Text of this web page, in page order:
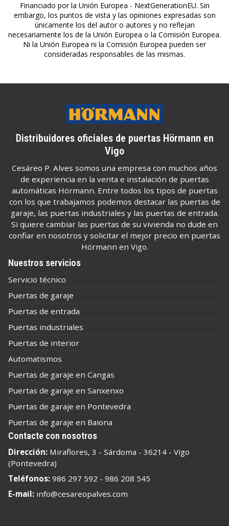
Financiado por la Unión Europea - NextGenerationEU. Sin
embargo, los puntos de vista y las opiniones expresadas son
únicamente los del autor o autores y no reflejan
necesariamente los de la Unión Europea o la Comisión Europea.
Ni la Unión Europea ni la Comisión Europea pueden ser
consideradas responsables de las mismas.
Distribuidores oficiales de puertas Hörmann en
Vigo
Cesáreo P. Alves somos una empresa con muchos años
de experiencia en la venta e instalación de puertas
automáticas Hörmann. Entre todos los tipos de puertas
con los que trabajamos podemos destacar las puertas de
garaje, las puertas industriales y las puertas de entrada.
Si quiere cambiar las puertas de su vivienda no dude en
confiar en nosotros y solicitar el mejor precio en puertas
Hörmann en Vigo.
Nuestros servicios
Servicio técnico
Puertas de garaje
Puertas de entrada
Puertas industriales
Puertas de interior
Automatismos
Puertas de garaje en Cangas
Puertas de garaje en Sanxenxo
Puertas de garaje en Pontevedra
Puertas de garaje en Baiona
Contacte con nosotros
Dirección: Miraflores, 3 - Sárdoma - 36214 - Vigo
(Pontevedra)
Teléfonos: 986 297 592 - 986 208 545
E-mail: info@cesareopalves.com